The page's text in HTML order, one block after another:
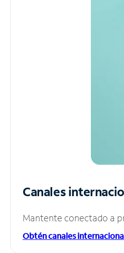
Canales
Mantente conectado a
Obtén canales